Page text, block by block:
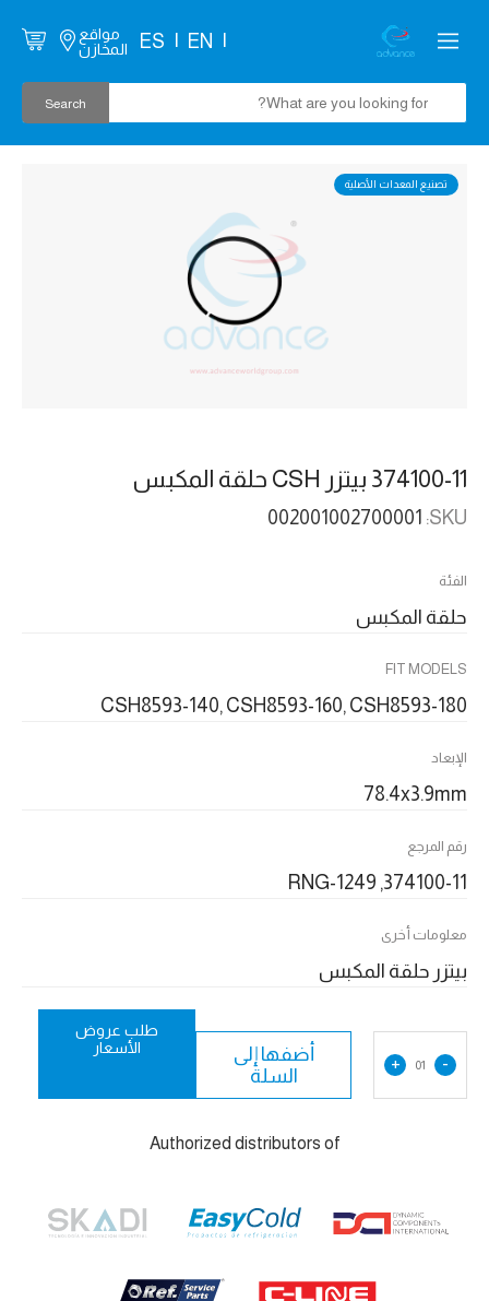
EN
ES
مواقع
المخازن
تصنيع المعدات الأصلية
374100-11 بيتزر CSH حلقة المكبس
SKU:
الفئة
حلقة المكبس
FIT MODELS
CSH8593-140, CSH8593-160, CSH8593-180
الإبعاد
78.4x3.9mm
رقم المرجع
374100-11, RNG-1249
معلومات أخرى
بيتزر حلقة المكبس
-
01
+
أضفها إلى
السلة
طلب عروض
الأسعار
Authorized distributors of